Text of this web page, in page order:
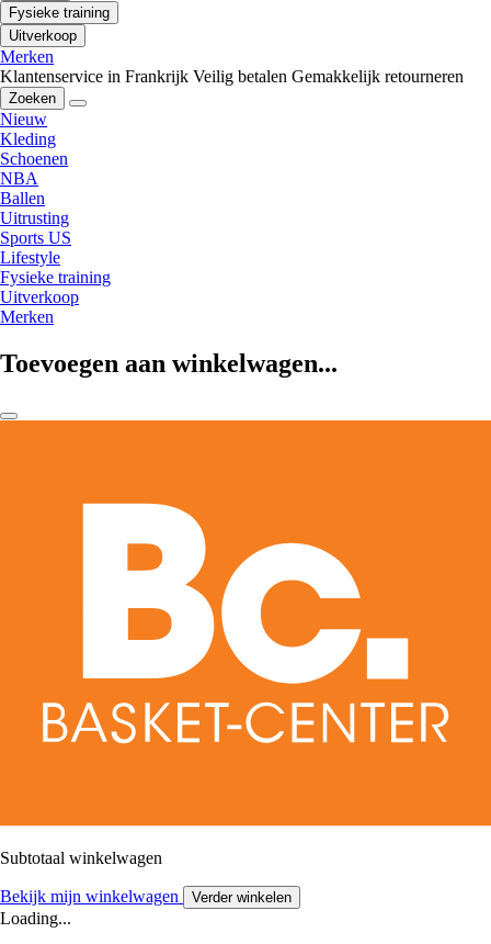
Fysieke training
Uitverkoop
Merken
Klantenservice in Frankrijk Veilig betalen Gemakkelijk retourneren
Zoeken
Nieuw
Kleding
Schoenen
NBA
Ballen
Uitrusting
Sports US
Lifestyle
Fysieke training
Uitverkoop
Merken
Toevoegen aan winkelwagen...
Subtotaal winkelwagen
Bekijk mijn winkelwagen Verder winkelen
Loading...